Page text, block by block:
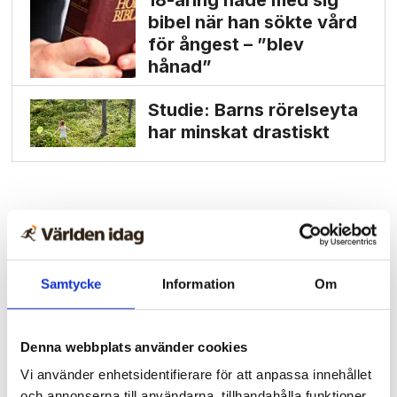
Samtycke Information Om
Denna webbplats använder cookies
Vi använder enhetsidentifierare för att anpassa innehållet
bibel när han sökte vård
för ångest – ”blev
hånad”
Studie: Barns rörelseyta
har minskat drastiskt